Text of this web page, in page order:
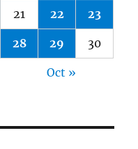
21 22 23
28 29 30
Oct »